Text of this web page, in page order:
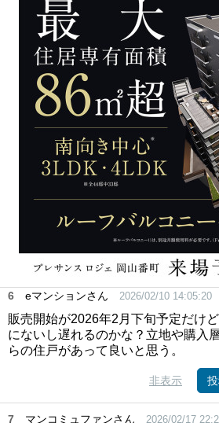
6 eマンションさん 2026/02/10 14:05:20
販売開始が2026年2月下旬予定だけ
にないし遅れるのかな？立地や購入
らの住戸があって良いと思う。
非表示
7 マンコミュファンさん 2026/02/17